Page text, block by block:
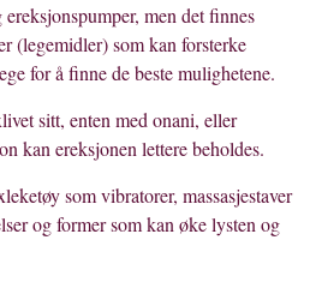
men det finnes
(legemidler) som kan forsterke
for å finne de beste mulighetene.
sitt, enten med onani, eller
kan ereksjonen lettere beholdes.
som vibratorer, massasjestaver
og former som kan øke lysten og